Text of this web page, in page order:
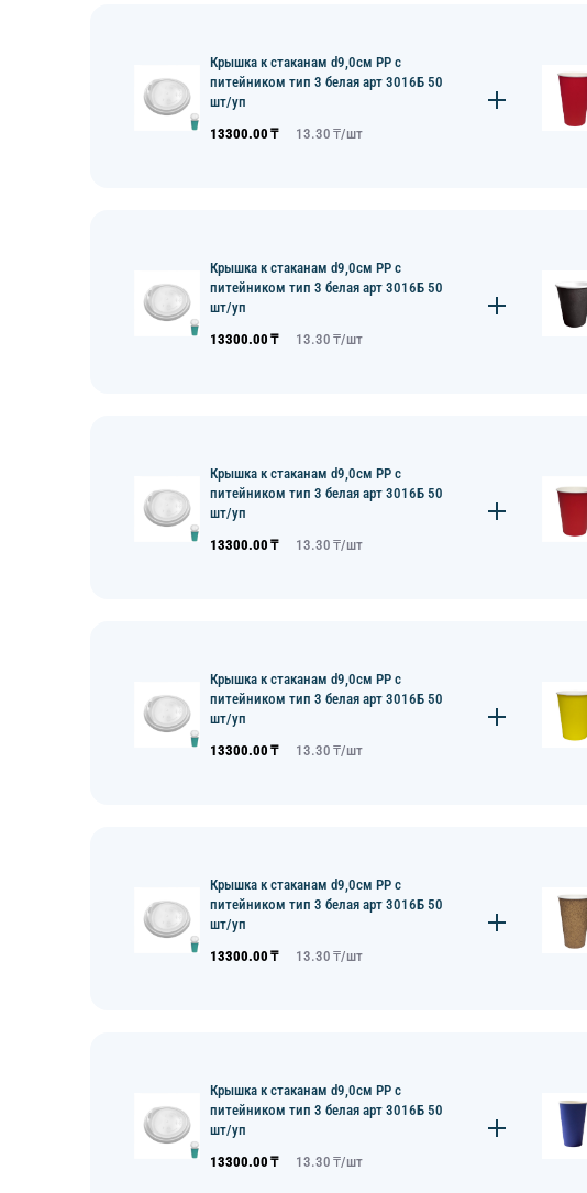
Крышка к стаканам d9,0см PP с
питейником тип 3 белая арт 3016Б 50
шт/уп
13300.00 ₸ 13.30 ₸/шт
Крышка к стаканам d9,0см PP с
питейником тип 3 белая арт 3016Б 50
шт/уп
13300.00 ₸ 13.30 ₸/шт
Крышка к стаканам d9,0см PP с
питейником тип 3 белая арт 3016Б 50
шт/уп
13300.00 ₸ 13.30 ₸/шт
Крышка к стаканам d9,0см PP с
питейником тип 3 белая арт 3016Б 50
шт/уп
13300.00 ₸ 13.30 ₸/шт
Крышка к стаканам d9,0см PP с
питейником тип 3 белая арт 3016Б 50
шт/уп
13300.00 ₸ 13.30 ₸/шт
Крышка к стаканам d9,0см PP с
питейником тип 3 белая арт 3016Б 50
шт/уп
13300.00 ₸ 13.30 ₸/шт